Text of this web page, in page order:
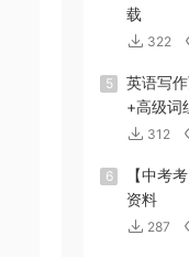
载
322
5
英语写
+高级词
312
6
【中考
资料
287